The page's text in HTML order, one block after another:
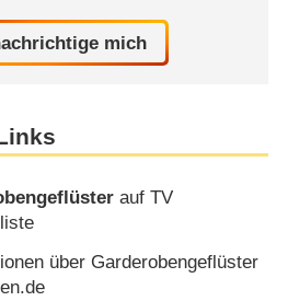
mich
auf TV
über Garderobengeflüster